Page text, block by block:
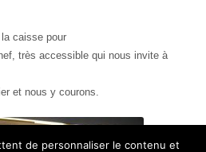
caisse pour
très accessible qui nous invite à
et nous y courons.
de personnaliser le contenu et